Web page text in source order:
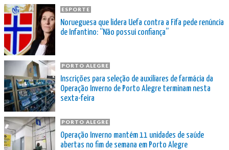
ESPORTE
Norueguesa que lidera Uefa contra a Fifa pede renúncia
de Infantino: “Não possui confiança”
PORTO ALEGRE
Inscrições para seleção de auxiliares de farmácia da
Operação Inverno de Porto Alegre terminam nesta
sexta-feira
PORTO ALEGRE
Operação Inverno mantém 11 unidades de saúde
abertas no fim de semana em Porto Alegre